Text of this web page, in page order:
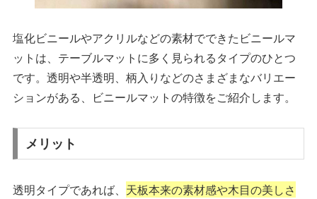
塩化ビニールやアクリルなどの素材でできたビニールマ
ットは、 テーブルマット に多く見られるタイプのひとつ
です。透明や半透明、柄入りなどのさまざまなバリエー
ションがある、ビニールマットの特徴をご紹介します。
メリット
透明タイプであれば、 天板本来の素材感や木目の美しさ